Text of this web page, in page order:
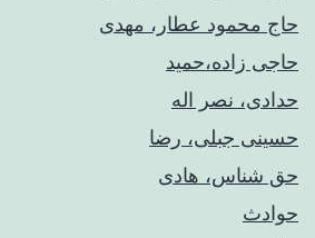
حاج محمود عطار، مهدی
حاجی زاده،حمید
حدادی، نصر اله
حسینی جبلی، رضا
حق شناس، هادی
حوادث